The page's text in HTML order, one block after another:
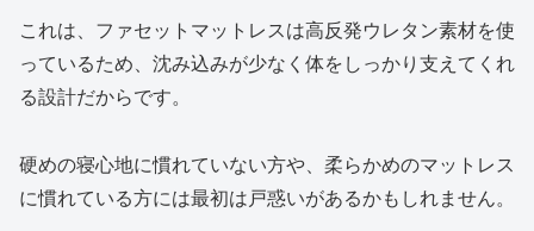
これは、ファセットマットレスは高反発ウレタン素材を使
っているため、沈み込みが少なく体をしっかり支えてくれ
る設計だからです。
硬めの寝心地に慣れていない方や、柔らかめのマットレス
に慣れている方には最初は戸惑いがあるかもしれません。